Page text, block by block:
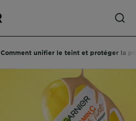
Comment unifier le teint et protéger la